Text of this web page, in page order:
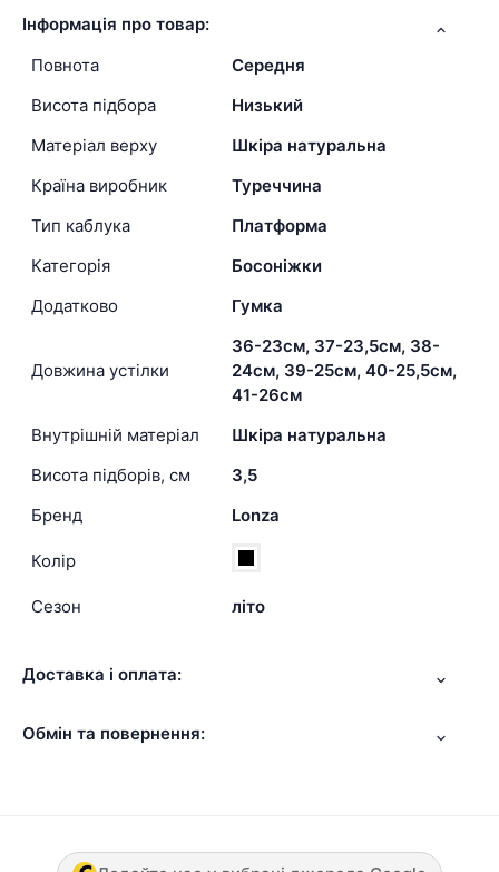
Інформація про товар:
Повнота
Середня
Висота підбора
Низький
Матеріал верху
Шкіра натуральна
Країна виробник
Туреччина
Тип каблука
Платформа
Категорія
Босоніжки
Додатково
Гумка
Довжина устілки
36-23см, 37-23,5см, 38-
24см, 39-25см, 40-25,5см,
41-26см
Внутрішній матеріал
Шкіра натуральна
Висота підборів, см
3,5
Бренд
Lonza
Колір
Сезон літо
Доставка і оплата:
Обмін та повернення: